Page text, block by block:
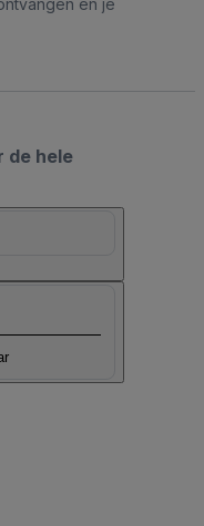
de hele